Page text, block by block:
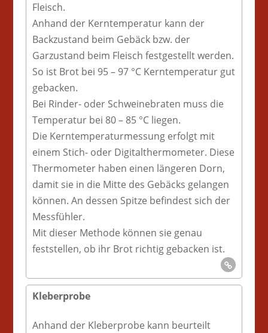
Fleisch.
Anhand der Kerntemperatur kann der
Backzustand beim Gebäck bzw. der
Garzustand beim Fleisch festgestellt werden.
So ist Brot bei 95 – 97 °C Kerntemperatur gut
gebacken.
Bei Rinder- oder Schweinebraten muss die
Temperatur bei 80 – 85 °C liegen.
Die Kerntemperaturmessung erfolgt mit
einem Stich- oder Digitalthermometer. Diese
Thermometer haben einen längeren Dorn,
damit sie in die Mitte des Gebäcks gelangen
können. An dessen Spitze befindest sich der
Messfühler.
Mit dieser Methode können sie genau
feststellen, ob ihr Brot richtig gebacken ist.
Kleberprobe
Anhand der Kleberprobe kann beurteilt